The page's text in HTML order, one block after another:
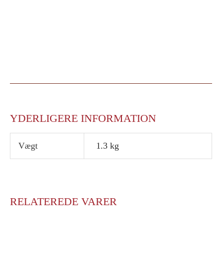
YDERLIGERE INFORMATION
Vægt 1.3 kg
RELATEREDE VARER